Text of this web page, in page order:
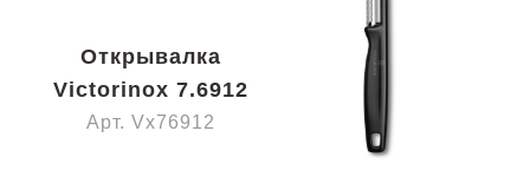
Открывалка
Victorinox 7.6912
Арт. Vx76912